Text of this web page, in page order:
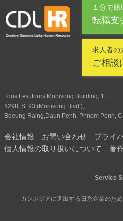
１分で簡
転職支
求人者の
ご相談
Tous Les Jours Monivong Building, 1F,
#298, St.93 (Monivong Blvd.),
Boeung Raing,Daun Penh, Phnom Penh,
会社情報 お問い合わせ
プライ
個人情報の取り扱いについて
著
Service
カンボジアに進出する日系企業のた